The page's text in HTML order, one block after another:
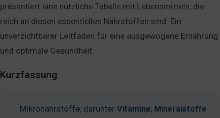
präsentiert eine nützliche Tabelle mit Lebensmitteln, die
reich an diesen essentiellen Nährstoffen sind. Ein
unverzichtbarer Leitfaden für eine ausgewogene Ernährung
und optimale Gesundheit.
Kurzfassung
Mikronährstoffe, darunter Vitamine, Mineralstoffe